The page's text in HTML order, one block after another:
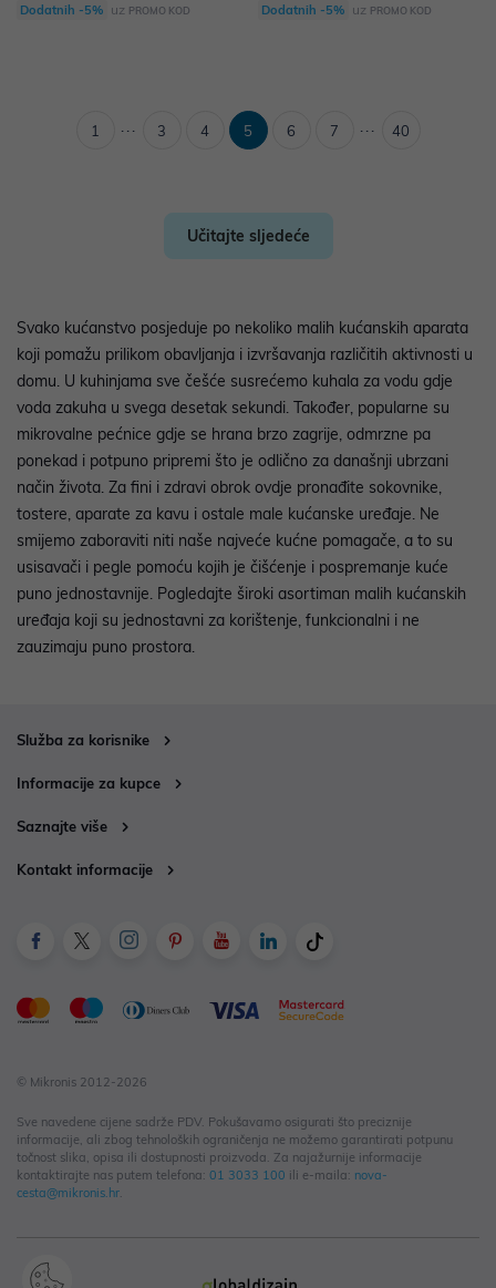
Dodatnih -5% uz PROMO KOD Dodatnih -5% uz PROMO KOD
1 ... 3 4 5 6 7 ... 40
Učitajte sljedeće
Svako kućanstvo posjeduje po nekoliko malih kućanskih aparata
koji pomažu prilikom obavljanja i izvršavanja različitih aktivnosti u
domu. U kuhinjama sve češće susrećemo kuhala za vodu gdje
voda zakuha u svega desetak sekundi. Također, popularne su
mikrovalne pećnice gdje se hrana brzo zagrije, odmrzne pa
ponekad i potpuno pripremi što je odlično za današnji ubrzani
način života. Za fini i zdravi obrok ovdje pronađite sokovnike,
tostere, aparate za kavu i ostale male kućanske uređaje. Ne
smijemo zaboraviti niti naše najveće kućne pomagače, a to su
usisavači i pegle pomoću kojih je čišćenje i pospremanje kuće
puno jednostavnije. Pogledajte široki asortiman malih kućanskih
uređaja koji su jednostavni za korištenje, funkcionalni i ne
zauzimaju puno prostora.
Služba za korisnike
Informacije za kupce
Saznajte više
Kontakt informacije
© Mikronis 2012-2026
Sve navedene cijene sadrže PDV. Pokušavamo osigurati što preciznije
informacije, ali zbog tehnoloških ograničenja ne možemo garantirati potpunu
točnost slika, opisa ili dostupnosti proizvoda. Za najažurnije informacije
kontaktirajte nas putem telefona: 01 3033 100 ili e-maila: nova-
cesta@mikronis.hr.